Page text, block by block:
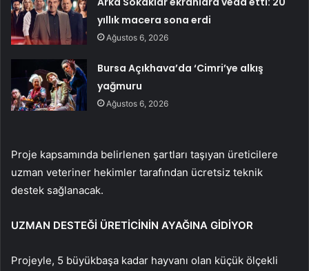
yıllık macera sona erdi
Ağustos 6, 2026
Bursa Açıkhava’da ‘Cimri’ye alkış
yağmuru
Ağustos 6, 2026
Proje kapsamında belirlenen şartları taşıyan üreticilere
uzman veteriner hekimler tarafından ücretsiz teknik
destek sağlanacak.
UZMAN DESTEĞİ ÜRETİCİNİN AYAĞINA GİDİYOR
Projeyle, 5 büyükbaşa kadar hayvanı olan küçük ölçekli